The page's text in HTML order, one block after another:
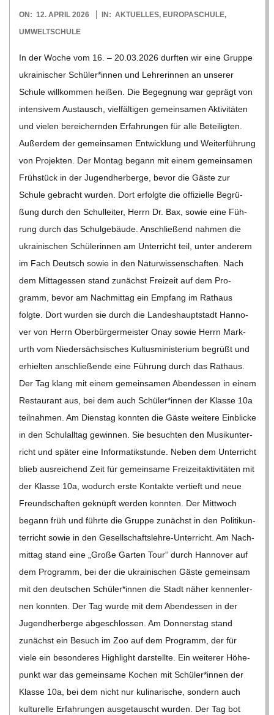
2026-
04-
ON: 12. APRIL 2026 IN: AKTUELLES, EUROPASCHULE,
UMWELTSCHULE
In der Woche vom 16. – 20.03.2026 durf­ten wir eine Gruppe
ukrai­ni­scher Schüler*innen und Leh­re­rin­nen an unse­rer
Schule will­kom­men hei­ßen. Die Begeg­nung war geprägt von
inten­si­vem Aus­tausch, viel­fäl­ti­gen gemein­sa­men Akti­vi­tä­ten
und vie­len berei­chern­den Erfah­run­gen für alle Betei­lig­ten.
Außer­dem der gemein­sa­men Ent­wick­lung und Wei­ter­füh­rung
von Pro­jek­ten. Der Mon­tag begann mit einem gemein­sa­men
Früh­stück in der Jugend­her­berge, bevor die Gäste zur
Schule gebracht wur­den. Dort erfolgte die offi­zi­elle Begrü­
ßung durch den Schul­lei­ter, Herrn Dr. Bax, sowie eine Füh­
rung durch das Schul­ge­bäude. Anschlie­ßend nah­men die
ukrai­ni­schen Schü­le­rin­nen am Unter­richt teil, unter ande­rem
im Fach Deutsch sowie in den Natur­wis­sen­schaf­ten. Nach
dem Mit­tag­essen stand zunächst Frei­zeit auf dem Pro­
gramm, bevor am Nach­mit­tag ein Emp­fang im Rat­haus
folgte. Dort wur­den sie durch die Lan­des­haupt­stadt Han­no­
ver von Herrn Ober­bür­ger­meis­ter Onay sowie Herrn Mark­
urth vom Nie­der­säch­si­sches Kul­tus­mi­nis­te­rium begrüßt und
erhiel­ten anschlie­ßende eine Füh­rung durch das Rat­haus.
Der Tag klang mit einem gemein­sa­men Abend­essen in einem
Restau­rant aus, bei dem auch Schüler*innen der Klasse 10a
teil­nah­men. Am Diens­tag konn­ten die Gäste wei­tere Ein­bli­cke
in den Schul­all­tag gewin­nen. Sie besuch­ten den Musik­un­ter­
richt und spä­ter eine Infor­ma­tik­stunde. Neben dem Unter­richt
blieb aus­rei­chend Zeit für gemein­same Frei­zeit­ak­ti­vi­tä­ten mit
der Klasse 10a, wodurch erste Kon­takte ver­tieft und neue
Freund­schaf­ten geknüpft wer­den konn­ten. Der Mitt­woch
begann früh und führte die Gruppe zunächst in den Poli­tik­un­
ter­richt sowie in den Gesel­l­­schafts­­­lehre-Unter­richt. Am Nach­
mit­tag stand eine „Große Gar­ten Tour“ durch Han­no­ver auf
dem Pro­gramm, bei der die ukrai­ni­schen Gäste gemein­sam
mit den deut­schen Schüler*innen die Stadt näher ken­nen­ler­
nen konn­ten. Der Tag wurde mit dem Abend­essen in der
Jugend­her­berge abge­schlos­sen. Am Don­ners­tag stand
zunächst ein Besuch im Zoo auf dem Pro­gramm, der für
viele ein beson­de­res High­light dar­stellte. Ein wei­te­rer Höhe­
punkt war das gemein­same Kochen mit Schüler*innen der
Klasse 10a, bei dem nicht nur kuli­na­ri­sche, son­dern auch
kul­tu­relle Erfah­run­gen aus­ge­tauscht wur­den. Der Tag bot